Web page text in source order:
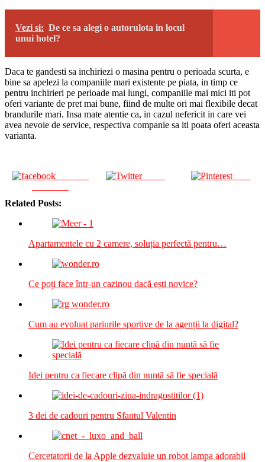
Vezi si: De ce sa alegi o autorulota in locul
unui hotel?
Daca te gandesti sa inchiriezi o masina pentru o perioada scurta, e
bine sa apelezi la companiile mari existente pe piata, in timp ce
pentru inchirieri pe perioade mai lungi, companiile mai mici iti pot
oferi variante de pret mai bune, fiind de multe ori mai flexibile decat
brandurile mari. Insa mate atentie ca, in cazul nefericit in care vei
avea nevoie de service, respectiva companie sa iti poata oferi aceasta
varianta.
Tweet Save
Related Posts:
Apartamentele cu 2 camere, soluția perfectă pentru…
Ce poți face într-un cazinou dacă ești novice?
Cum au evoluat pariurile sportive de la agenții la digital?
Idei pentru ca fiecare clipă din nuntă să fie specială
3 dei de cadouri pentru Sfantul Valentin
Cercetatorii de la Apple dezvaluie un robot lampa adorabil